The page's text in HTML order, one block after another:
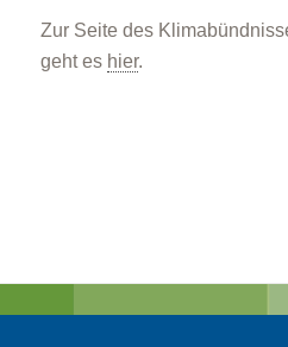
Zur Seite des
geht es hier.